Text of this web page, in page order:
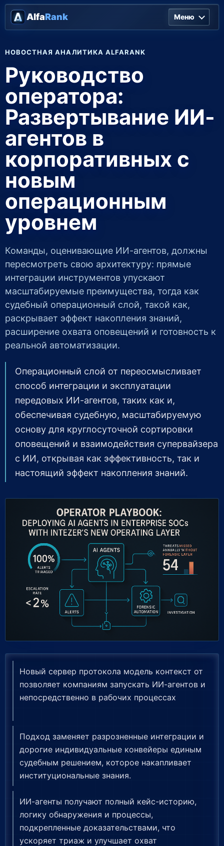
AlfaRank Меню
НОВОСТНАЯ АНАЛИТИКА ALFARANK
Руководство
оператора:
Развертывание ИИ-
агентов в
корпоративных с
новым
операционным
уровнем
Команды, оценивающие ИИ-агентов, должны
пересмотреть свою архитектуру: прямые
интеграции инструментов упускают
масштабируемые преимущества, тогда как
судебный операционный слой, такой как,
раскрывает эффект накопления знаний,
расширение охвата оповещений и готовность к
реальной автоматизации.
Операционный слой от переосмысливает
способ интеграции и эксплуатации
передовых ИИ-агентов, таких как и,
обеспечивая судебную, масштабируемую
основу для круглосуточной сортировки
оповещений и взаимодействия супервайзера
с ИИ, открывая как эффективность, так и
настоящий эффект накопления знаний.
Новый сервер протокола модель контекст от
позволяет компаниям запускать ИИ-агентов и
непосредственно в рабочих процессах
Подход заменяет разрозненные интеграции и
дорогие индивидуальные конвейеры единым
судебным решением, которое накапливает
институциональные знания.
ИИ-агенты получают полный кейс-историю,
логику обнаружения и процессы,
подкрепленные доказательствами, что
ускоряет триаж и улучшает охват